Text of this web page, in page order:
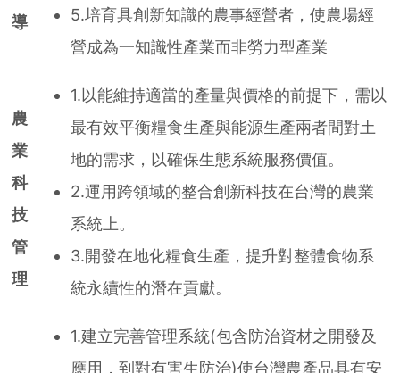
導
5.培育具創新知識的農事經營者，使農場經
營成為一知識性產業而非勞力型產業
農
業
科
技
管
理
1.以能維持適當的產量與價格的前提下，需以
最有效平衡糧食生產與能源生產兩者間對土
地的需求，以確保生態系統服務價值。
2.運用跨領域的整合創新科技在台灣的農業
系統上。
3.開發在地化糧食生產，提升對整體食物系
統永續性的潛在貢獻。
1.建立完善管理系統(包含防治資材之開發及
應用，到對有害生防治)使台灣農產品具有安